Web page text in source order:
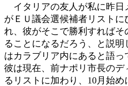
イタリアの友人が私に昨日
がＥＵ議会選候補者リストに
れ、彼がそこで勝利すればそ
ることになるだろう、と説
はカラブリア内にあると語っ
彼は現在、前ナポリ市長の
るリストに加わり、10月始